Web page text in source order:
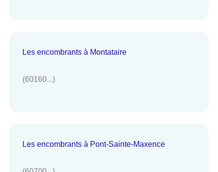
Les encombrants à Montataire
(60160...)
Les encombrants à Pont-Sainte-Maxence